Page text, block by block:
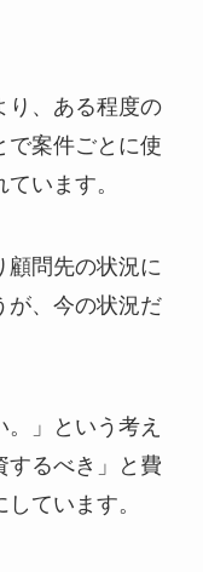
り、ある程度の
で案件ごとに使
います。
顧問先の状況に
が、今の状況だ
。」という考え
するべき」と費
ています。